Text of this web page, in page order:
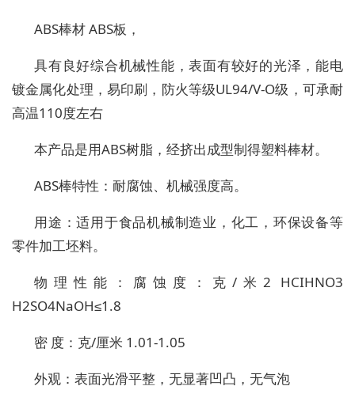
ABS棒材 ABS板，
具有良好综合机械性能，表面有较好的光泽，能电
镀金属化处理，易印刷，防火等级UL94/V-O级，可承耐
高温110度左右
本产品是用ABS树脂，经挤出成型制得塑料棒材。
ABS棒特性：耐腐蚀、机械强度高。
用途：适用于食品机械制造业，化工，环保设备等
零件加工坯料。
物理性能：腐蚀度：克/米2 HCIHNO3
H2SO4NaOH≤1.8
密 度：克/厘米 1.01-1.05
外观：表面光滑平整，无显著凹凸，无气泡